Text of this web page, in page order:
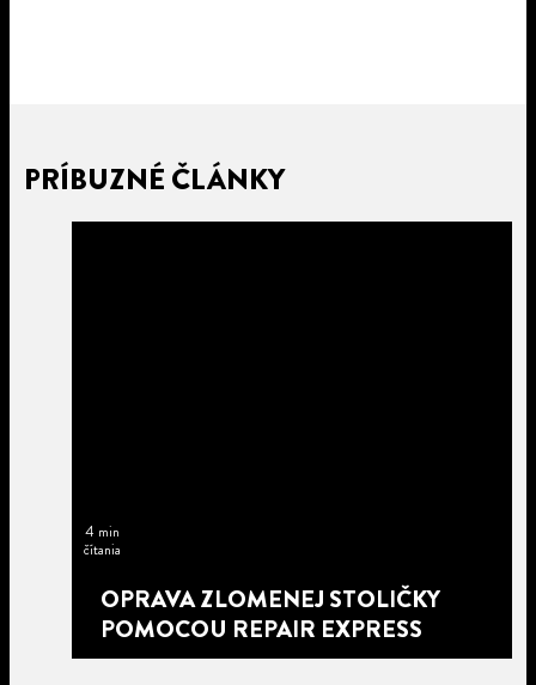
PRÍBUZNÉ ČLÁNKY
4 min
čítania
OPRAVA ZLOMENEJ STOLIČKY
POMOCOU REPAIR EXPRESS